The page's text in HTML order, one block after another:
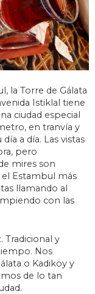
la Torre de Gálata
Istiklal tiene
ciudad especial
en tranvía y
a día. Las vistas
pero
mires son
el Estambul más
llamando al
con las
Tradicional y
Nos
o Kadiköy y
de lo tan